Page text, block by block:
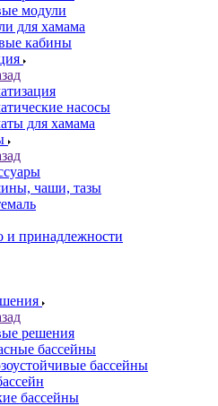
модули
для хамама
кабины
насосы
для хамама
чаши, тазы
принадлежности
решения
бассейны
бассейны
бассейны